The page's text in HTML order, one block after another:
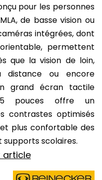
pour les personnes
de basse vision ou
intégrées, dont
permettent
que la vision de loin,
distance ou encore
grand écran tactile
pouces offre un
contrastes optimisés
plus confortable des
supports scolaires.
article